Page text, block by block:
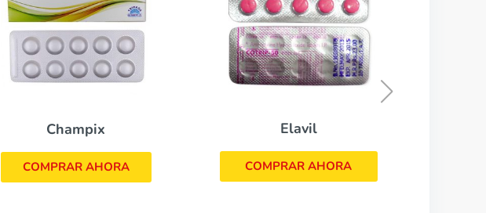
COMPRAR AHORA
Lexapro
COMPRAR AHORA